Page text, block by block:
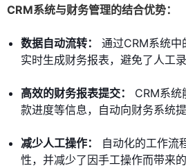
CRM系统与财务管理的结合优势：
数据自动流转：
通过CRM系统
实时生成财务报表，避免了人工
高效的财务报表提交：
CRM系统
款进度等信息，自动向财务系统
减少人工操作：
自动化的工作流
性，并减少了因手工操作而带来